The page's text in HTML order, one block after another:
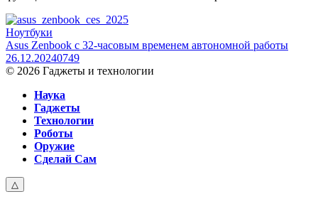
Ноутбуки
Asus Zenbook с 32-часовым временем автономной работы
26.12.20240749
© 2026 Гаджеты и технологии
Наука
Гаджеты
Технологии
Роботы
Оружие
Сделай Сам